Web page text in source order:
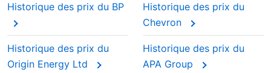
Historique des prix du BP
Historique des prix du
Chevron
Historique des prix du
Origin Energy Ltd
Historique des prix du
APA Group